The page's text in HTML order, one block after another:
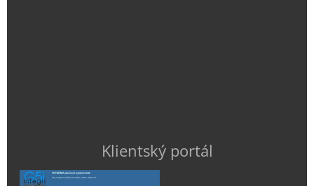
Klientský portál